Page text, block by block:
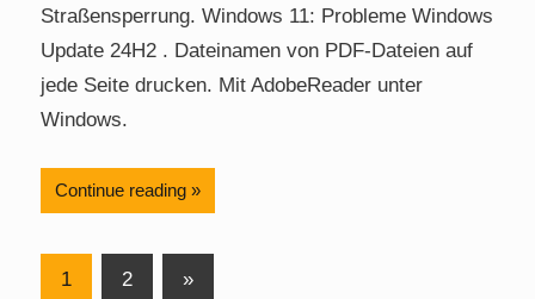
Straßensperrung. Windows 11: Probleme Windows
Update 24H2 . Dateinamen von PDF-Dateien auf
jede Seite drucken. Mit AdobeReader unter
Windows.
Continue reading
Posts
1 2
Next
»